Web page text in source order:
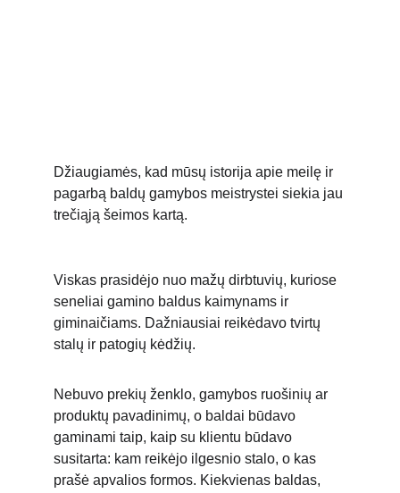
Džiaugiamės, kad mūsų istorija apie meilę ir
pagarbą baldų gamybos meistrystei siekia jau
trečiąją šeimos kartą.
Viskas prasidėjo nuo mažų dirbtuvių, kuriose
seneliai gamino baldus kaimynams ir
giminaičiams. Dažniausiai reikėdavo tvirtų
stalų ir patogių kėdžių.
Nebuvo prekių ženklo, gamybos ruošinių ar
produktų pavadinimų, o baldai būdavo
gaminami taip, kaip su klientu būdavo
susitarta: kam reikėjo ilgesnio stalo, o kas
prašė apvalios formos. Kiekvienas baldas,